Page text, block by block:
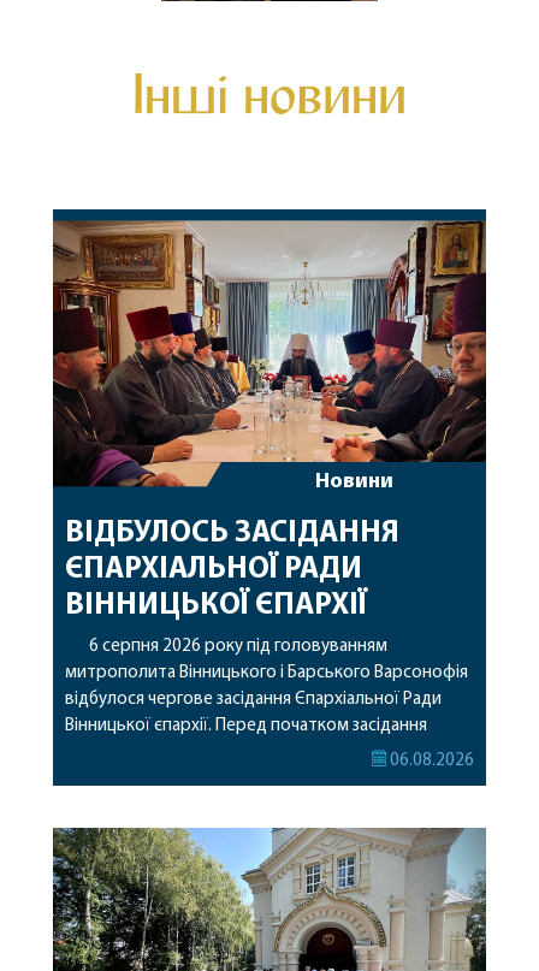
Інші новини
Новини
ВІДБУЛОСЬ ЗАСІДАННЯ
ЄПАРХІАЛЬНОЇ РАДИ
ВІННИЦЬКОЇ ЄПАРХІЇ
6 серпня 2026 року під головуванням
митрополита Вінницького і Барського Варсонофія
відбулося чергове засідання Єпархіальної Ради
Вінницької єпархії. Перед початком засідання
секретар Єпархіальної Ради від імені членів Ради
побажавши йому міцного здоров’я, Божої
допомоги, миру, духовної радості та
благословенних успіхів у подальшому
архіпастирському служінні. […]
06.08.2026